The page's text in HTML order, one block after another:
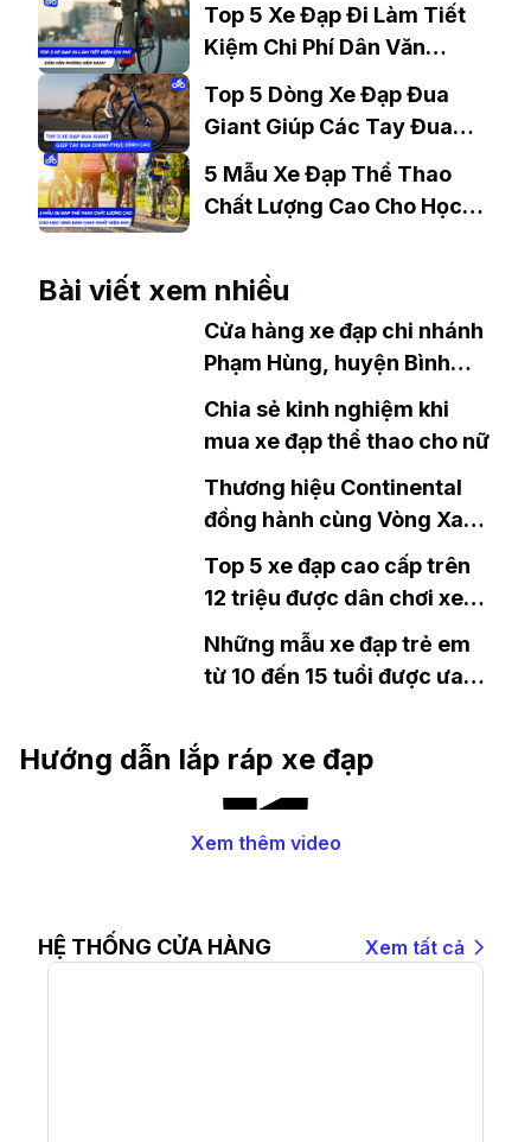
Top 5 Xe Đạp Đi Làm Tiết
Kiệm Chi Phí Dân Văn
Top 5 Dòng Xe Đạp Đua
Giant Giúp Các Tay Đua
Chinh Phục Đỉnh Cao
5 Mẫu Xe Đạp Thể Thao
Chất Lượng Cao Cho Học
Bài viết xem nhiều
Cửa hàng xe đạp chi nhánh
Phạm Hùng, huyện Bình
Chánh, TP.HCM
Chia sẻ kinh nghiệm khi
mua xe đạp thể thao cho nữ
Thương hiệu Continental
đồng hành cùng Vòng Xanh
tại thị trường Việt Nam
Top 5 xe đạp cao cấp trên
12 triệu được dân chơi xe
đạp đánh giá cao nhất năm
Những mẫu xe đạp trẻ em
từ 10 đến 15 tuổi được ưa
Hướng dẫn lắp ráp xe đạp
Xem thêm video
HỆ THỐNG CỬA HÀNG Xem tất cả